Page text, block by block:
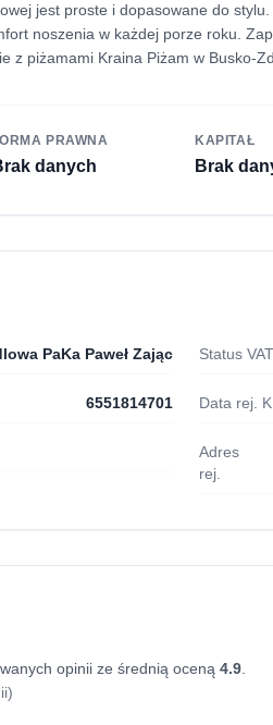
jest proste i dopasowane do
noszenia w każdej porze roku.
z piżamami Kraina Piżam w Busko-
PRAWNA
danych
KAPITAŁ
Brak
PaKa Paweł Zając
6551814701
Status VAT
Data rej.
Adres
rej.
opinii ze średnią oceną 4.9